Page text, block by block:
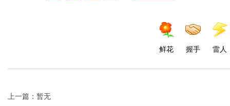
鲜花 握手 雷人
上一篇：暂无